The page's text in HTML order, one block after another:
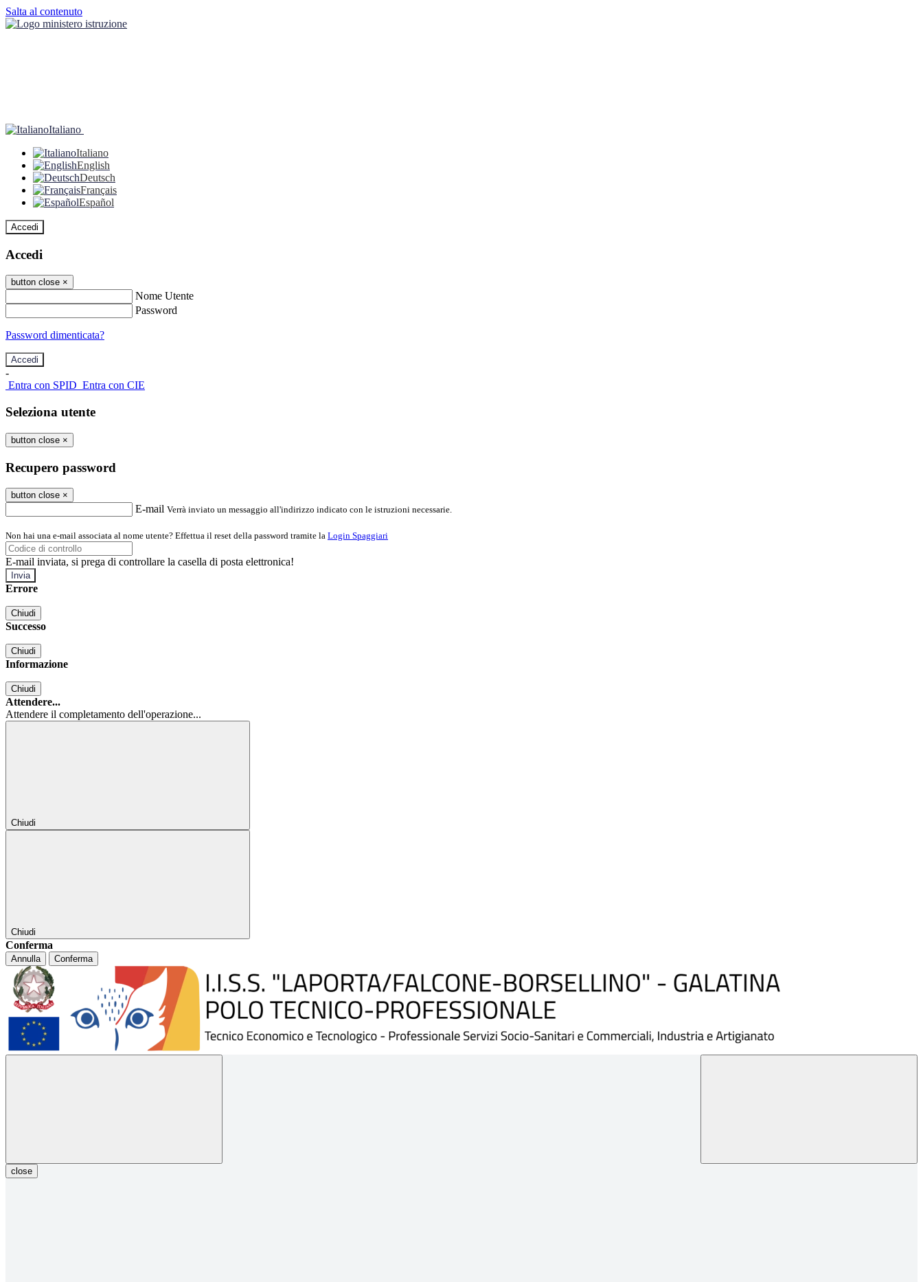
Salta al contenuto
Italiano
Italiano
English
Deutsch
Français
Español
Accedi
Accedi
button close ×
Nome Utente
Password
Password dimenticata?
-
Entra con SPID Entra con CIE
Seleziona utente
button close ×
Recupero password
button close ×
E-mail Verrà inviato un messaggio all'indirizzo indicato con le istruzioni necessarie.
Non hai una e-mail associata al nome utente? Effettua il reset della password tramite la Login Spaggiari
E-mail inviata, si prega di controllare la casella di posta elettronica!
Errore
Chiudi
Successo
Chiudi
Informazione
Chiudi
Attendere...
Attendere il completamento dell'operazione...
Chiudi
Chiudi
Conferma
Annulla Conferma
close